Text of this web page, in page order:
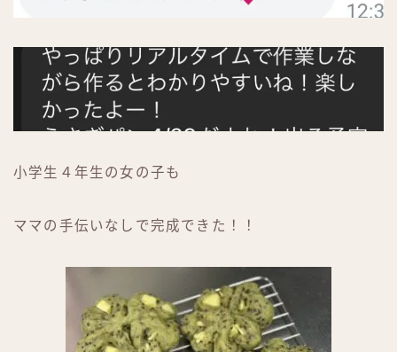
小学生４年生の女の子も
ママの手伝いなしで完成できた！！